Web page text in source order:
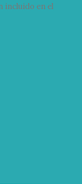
incluido en el